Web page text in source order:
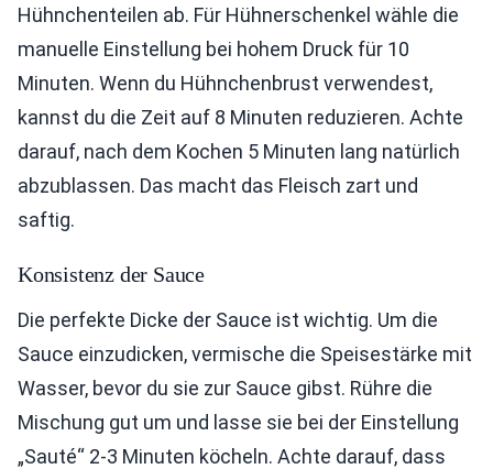
Hühnchenteilen ab. Für Hühnerschenkel wähle die
manuelle Einstellung bei hohem Druck für 10
Minuten. Wenn du Hühnchenbrust verwendest,
kannst du die Zeit auf 8 Minuten reduzieren. Achte
darauf, nach dem Kochen 5 Minuten lang natürlich
abzublassen. Das macht das Fleisch zart und
saftig.
Konsistenz der Sauce
Die perfekte Dicke der Sauce ist wichtig. Um die
Sauce einzudicken, vermische die Speisestärke mit
Wasser, bevor du sie zur Sauce gibst. Rühre die
Mischung gut um und lasse sie bei der Einstellung
„Sauté“ 2-3 Minuten köcheln. Achte darauf, dass